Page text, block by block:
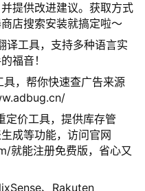
提供改进建议。获取方式
店搜索安装就搞定啦～
译工具，支持多种语言实
福音！
具，帮你快速查广告来源
定价工具，提供库存管
成等功能，访问官网
能注册免费版，省心又
、Rakuten